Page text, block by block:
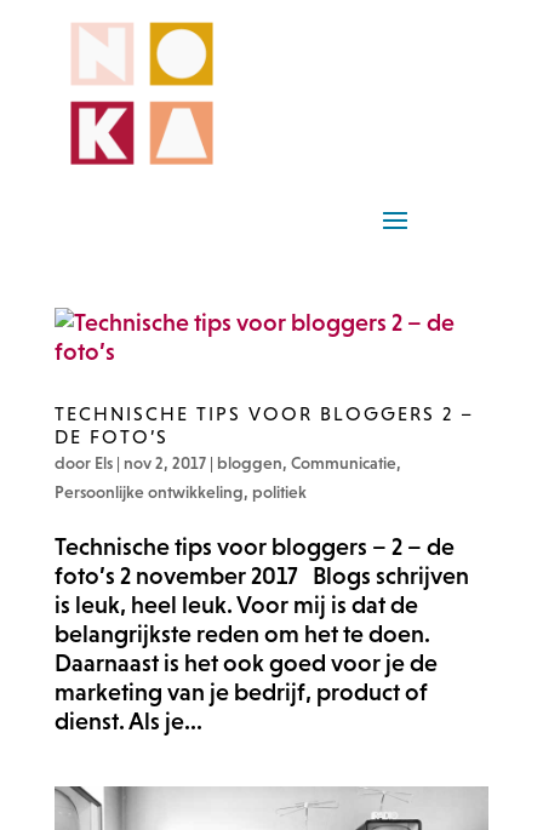
TECHNISCHE TIPS VOOR BLOGGERS 2 –
DE FOTO’S
door Els| nov 2, 2017| bloggen, Communicatie,
Persoonlijke ontwikkeling, politiek
Technische tips voor bloggers – 2 – de
foto’s 2 november 2017 Blogs schrijven
is leuk, heel leuk. Voor mij is dat de
belangrijkste reden om het te doen.
Daarnaast is het ook goed voor je de
marketing van je bedrijf, product of
dienst. Als je...